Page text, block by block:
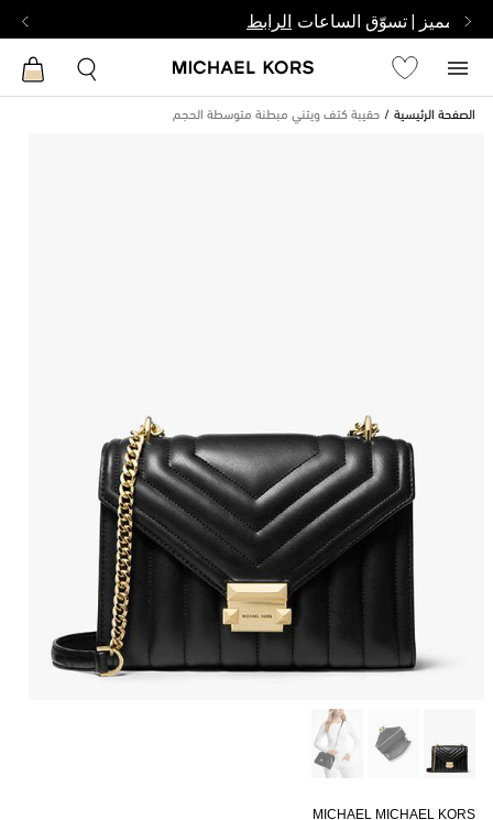
مميز | تسوّق الساعات الرابط
الصفحة الرئيسية حقيبة كتف ويتني مبطنة متوسطة الحجم
MICHAEL MICHAEL KORS